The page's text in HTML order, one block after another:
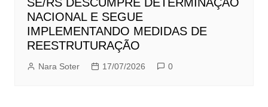
NACIONAL E SEGUE
IMPLEMENTANDO MEDIDAS DE
REESTRUTURAÇÃO
Nara Soter 17/07/2026 0